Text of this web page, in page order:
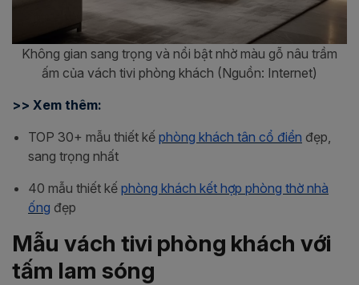
Không gian sang trọng và nổi bật nhờ màu gỗ nâu trầm
ấm của vách tivi phòng khách (Nguồn: Internet)
>> Xem thêm:
TOP 30+ mẫu thiết kế phòng khách tân cổ điển đẹp,
sang trọng nhất
40 mẫu thiết kế phòng khách kết hợp phòng thờ nhà
ống đẹp
Mẫu vách tivi phòng khách với
tấm lam sóng